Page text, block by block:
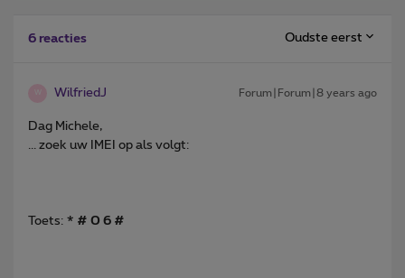
6 reacties Oudste eerst
WilfriedJ Forum|Forum|8 years ago
Dag Michele,
... zoek uw IMEI op als volgt:
Toets: * # 0 6 #